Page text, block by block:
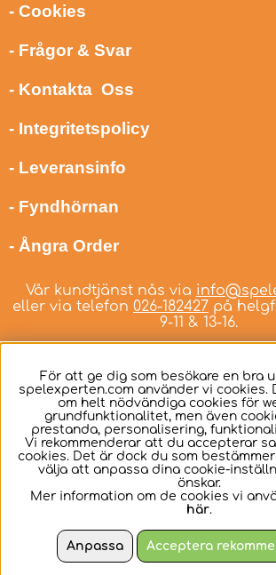
- Cookies
- Frågor & Svar
- Kontakta Oss
- Integritetspolicy
- Leveransinfo
- Fyndhörnan
- Ångra Order
Vår kundtjänst nås via
eller via telefon 026-182427 på
9-11 & 13-16.
Svenska
För att ge dig som besökare en bra
spelexperten.com använder vi cookies.
om helt nödvändiga cookies för
grundfunktionalitet, men även
prestanda, personalisering,
Vi rekommenderar att du accepterar
cookies. Det är dock du som
välja att anpassa dina cookie-
önskar.
Mer information om de cookies vi
här.
Anpassa Acceptera